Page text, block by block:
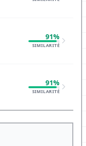
91%
SIMILARITÉ
91%
SIMILARITÉ